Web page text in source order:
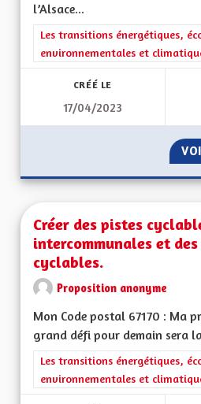
l’Alsace...
Filtrer les résultats de la
Les transitions énergétiques,
environnementales et
CRÉÉ LE
17/04/2023
Créer des pistes
intercommunales et
cyclables.
Proposition anonyme
Mon Code postal 67170 : Ma
grand défi pour demain sera
Filtrer les résultats de la
Les transitions énergétiques,
environnementales et